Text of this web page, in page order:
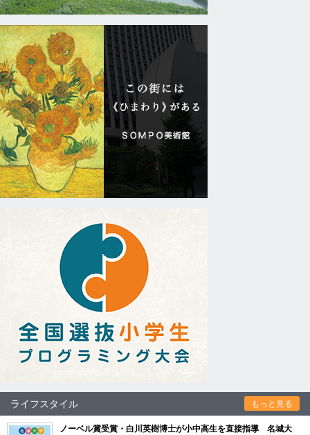
ライフスタイル もっと見る
ノーベル賞受賞・白川英樹博士が小中高生を直接指導 名城大